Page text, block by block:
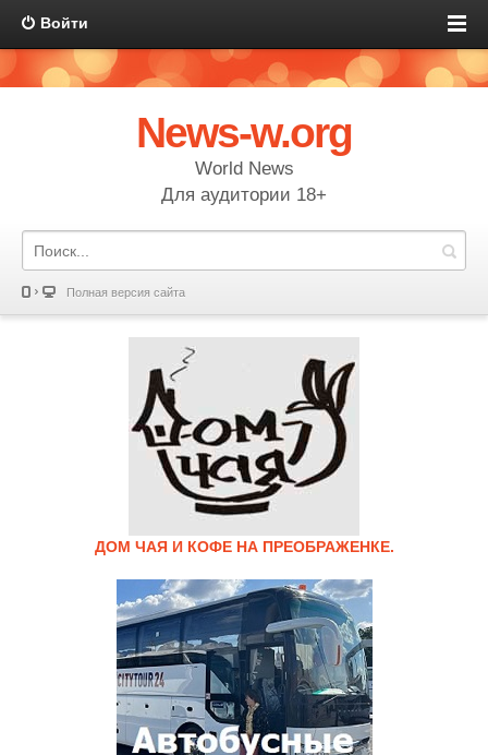
Войти
News-w.org
World News
Для аудитории 18+
Полная версия сайта
ДОМ ЧАЯ И КОФЕ НА ПРЕОБРАЖЕНКЕ.